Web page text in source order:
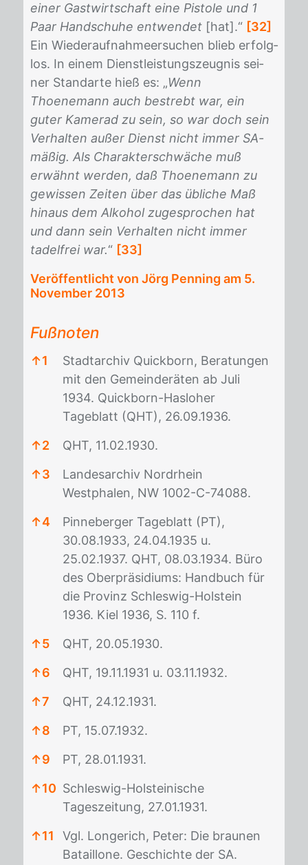
einer Gastwirtschaft eine Pistole und 1
Paar Handschuhe entwendet [hat].“ [32]
Ein Wie­der­auf­nah­me­er­su­chen blieb er­folg­
los. In ei­nem Dienst­leis­tungs­zeug­nis sei­
ner Stan­dar­te hieß es: „Wenn
Thoenemann auch bestrebt war, ein
guter Kamerad zu sein, so war doch sein
Verhalten außer Dienst nicht immer SA-
mäßig. Als Charakterschwäche muß
erwähnt werden, daß Thoenemann zu
gewissen Zeiten über das übliche Maß
hinaus dem Alkohol zugesprochen hat
und dann sein Verhalten nicht immer
tadelfrei war.“ [33]
Veröffentlicht von Jörg Penning am 5.
November 2013
Fußnoten
↑1
Stadtarchiv Quickborn, Beratungen
mit den Gemeinderäten ab Juli
1934. Quickborn-Hasloher
Tageblatt (QHT), 26.09.1936.
↑2
QHT, 11.02.1930.
↑3
Landesarchiv Nordrhein
Westphalen, NW 1002-C-74088.
↑4
Pinneberger Tageblatt (PT),
30.08.1933, 24.04.1935 u.
25.02.1937. QHT, 08.03.1934. Büro
des Oberpräsidiums: Handbuch für
die Provinz Schleswig-Holstein
1936. Kiel 1936, S. 110 f.
↑5
QHT, 20.05.1930.
↑6
QHT, 19.11.1931 u. 03.11.1932.
↑7
QHT, 24.12.1931.
↑8
PT, 15.07.1932.
↑9
PT, 28.01.1931.
↑10 Schleswig-Holsteinische
Tageszeitung, 27.01.1931.
↑11
Vgl. Longerich, Peter: Die braunen
Bataillone. Geschichte der SA.